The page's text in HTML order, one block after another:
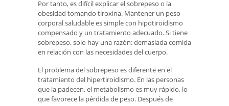
Por tanto, es difícil explicar el sobrepeso o la
obesidad tomando tiroxina. Mantener un peso
corporal saludable es simple con hipotiroidismo
compensado y un tratamiento adecuado. Si tiene
sobrepeso, solo hay una razón: demasiada comida
en relación con las necesidades del cuerpo.
El problema del sobrepeso es diferente en el
tratamiento del hipertiroidismo. En las personas
que la padecen, el metabolismo es muy rápido, lo
que favorece la pérdida de peso. Después de